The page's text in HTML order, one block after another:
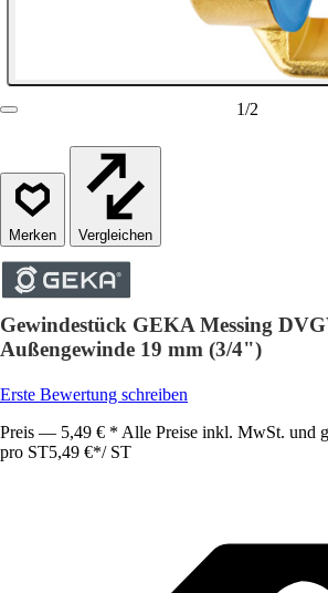
1/2
Vergleichen
Gewindestück GEKA Messing
Außengewinde 19 mm (3/4")
Erste Bewertung schreiben
Preis — 5,49 € * Alle Preise inkl. MwSt. und
pro ST5,49 €*/ ST